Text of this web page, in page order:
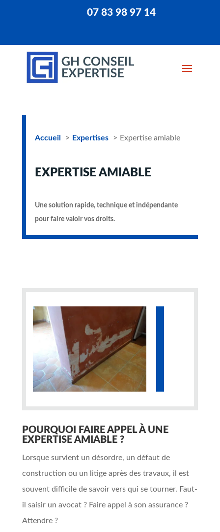
07 83 98 97 14
Accueil Expertises Expertise amiable
EXPERTISE AMIABLE
Une solution rapide, technique et indépendante
pour faire valoir vos droits.
POURQUOI FAIRE APPEL À UNE
EXPERTISE AMIABLE ?
Lorsque survient un désordre, un défaut de
construction ou un litige après des travaux, il est
souvent difficile de savoir vers qui se tourner. Faut-
il saisir un avocat ? Faire appel à son assurance ?
Attendre ?